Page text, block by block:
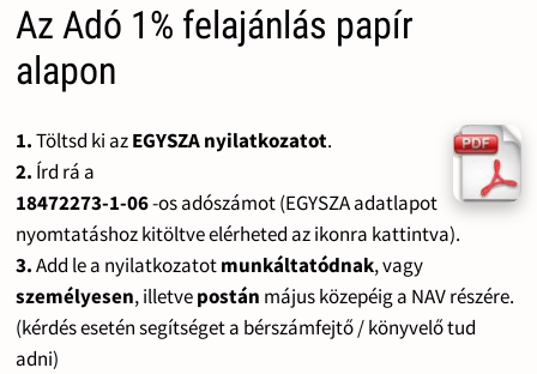
Az Adó 1% felajánlás papír
alapon
1.Töltsd ki azEGYSZA nyilatkozatot.
2. Írd rá a
18472273-1-06-os adószámot (EGYSZA adatlapot
nyomtatáshoz kitöltve elérheted az ikonra kattintva).
3.Add le a nyilatkozatotmunkáltatódnak, vagy
személyesen, illetvepostán május közepéig a NAV részére.
(kérdés esetén segítséget a bérszámfejtő / könyvelő tud
adni)